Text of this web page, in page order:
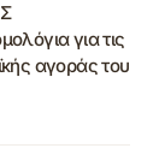
για τις
αγοράς του